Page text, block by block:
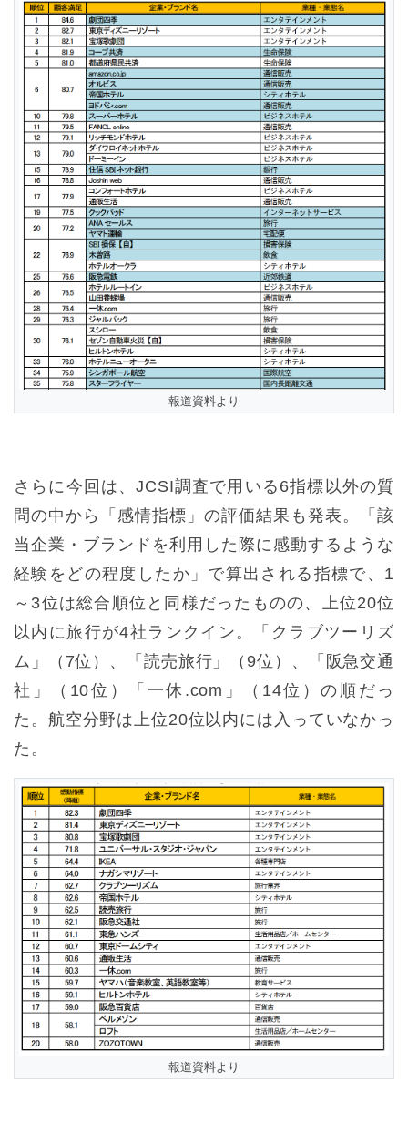
報道資料より
さらに今回は、JCSI調査で用いる6指標以外の質
問の中から「感情指標」の評価結果も発表。「該
当企業・ブランドを利用した際に感動するような
経験をどの程度したか」で算出される指標で、1
～3位は総合順位と同様だったものの、上位20位
以内に旅行が4社ランクイン。「クラブツーリズ
ム」（7位）、「読売旅行」（9位）、「阪急交通
社」（10位）「一休.com」（14位）の順だっ
た。航空分野は上位20位以内には入っていなかっ
た。
報道資料より